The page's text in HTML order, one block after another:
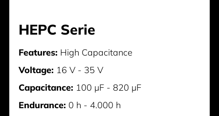
HEPC Serie
Features: High Capacitance
Voltage: 16 V - 35 V
Capacitance: 100 µF - 820 µF
Endurance: 0 h - 4.000 h